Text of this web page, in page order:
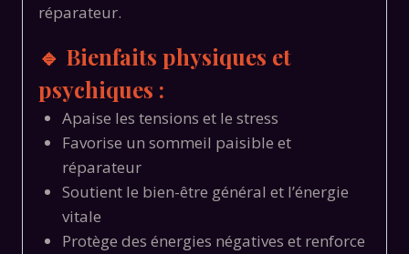
réparateur.
🔹 Bienfaits physiques et
psychiques :
Apaise les tensions et le stress
Favorise un sommeil paisible et
réparateur
Soutient le bien-être général et l’énergie
vitale
Protège des énergies négatives et renforce